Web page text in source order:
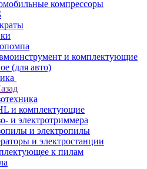
компрессоры
и комплектующие
(для авто)
и комплектующие
и электротриммера
и электропилы
и электростанции
к пилам